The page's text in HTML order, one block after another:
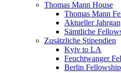
Thomas Mann House
Thomas Mann
Aktueller
Sämtliche
Zusätzliche Stipendien
Kyiv to LA
Feuchtwanger
Berlin Fellowship